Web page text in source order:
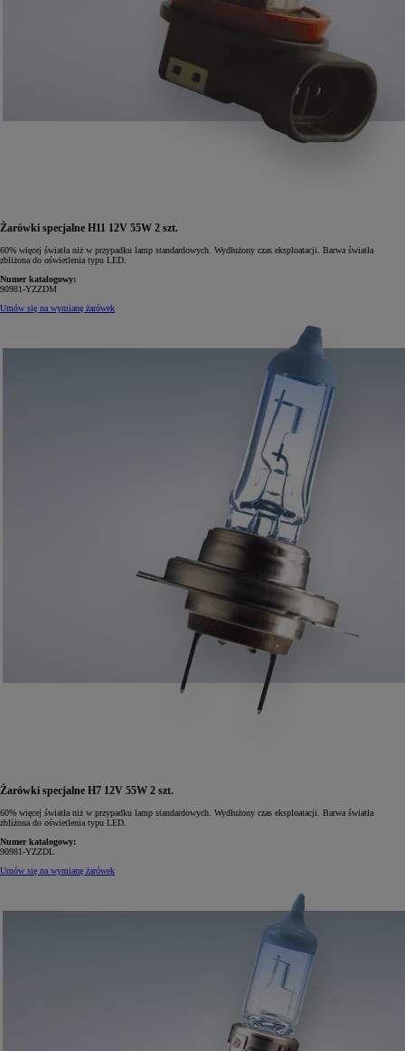
Żarówki specjalne H11 12V 55W 2 szt.
60% więcej światła niż w przypadku lamp standardowych. Wydłużony czas eksploatacji. Barwa światła
zbliżona do oświetlenia typu LED.
Numer katalogowy:
90981-YZZDM
Umów się na wymianę żarówek
Żarówki specjalne H7 12V 55W 2 szt.
60% więcej światła niż w przypadku lamp standardowych. Wydłużony czas eksploatacji. Barwa światła
zbliżona do oświetlenia typu LED.
Numer katalogowy:
90981-YZZDL
Umów się na wymianę żarówek